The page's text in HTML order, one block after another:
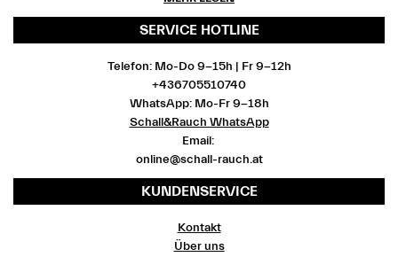
SERVICE HOTLINE
Telefon: Mo-Do 9-15h | Fr 9-12h
+436705510740
WhatsApp: Mo-Fr 9-18h
Schall&Rauch WhatsApp
Email:
online@schall-rauch.at
KUNDENSERVICE
Kontakt
Über uns